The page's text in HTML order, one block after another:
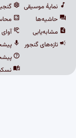
نمایهٔ موسیقی
حاشیه‌ها
مشابه‌یابی
تازه‌های گنجور